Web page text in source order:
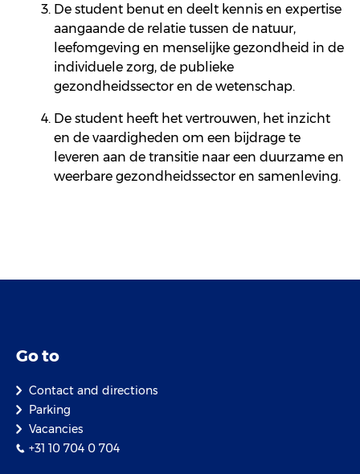
De student benut en deelt kennis en expertise
aangaande de relatie tussen de natuur,
leefomgeving en menselijke gezondheid in de
individuele zorg, de publieke
gezondheidssector en de wetenschap.
De student heeft het vertrouwen, het inzicht
en de vaardigheden om een bijdrage te
leveren aan de transitie naar een duurzame en
weerbare gezondheidssector en samenleving.
Go to
Contact and directions
Parking
Vacancies
+31 10 704 0 704